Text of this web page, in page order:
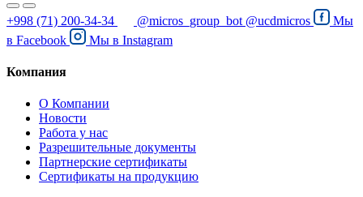
+998 (71) 200-34-34 @micros_group_bot @ucdmicros
Мы
в Facebook Мы в Instagram
Компания
О Компании
Новости
Работа у нас
Разрешительные документы
Партнерские сертификаты
Сертификаты на продукцию